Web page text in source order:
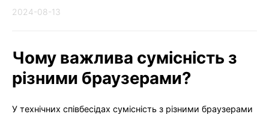
2024-08-13
Чому важлива сумісність з
різними браузерами?
У технічних співбесідах сумісність з різними браузерами